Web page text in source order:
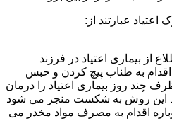
عبارتند از:
از بیماری اعتیاد در فرزند
به طناب پیچ کردن و حبس
چند روز بیماری اعتیاد را درمان
این روش به شکست منجر می شود
اقدام به مصرف مواد مخدر می